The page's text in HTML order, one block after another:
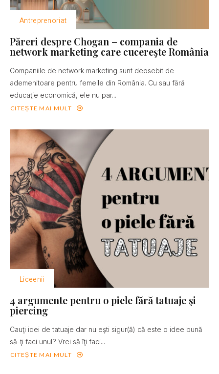
Antreprenoriat
Păreri despre Chogan – compania de
network marketing care cucereşte România
Companiile de network marketing sunt deosebit de
ademenitoare pentru femeile din România. Cu sau fără
educaţie economică, ele nu par...
CITEȘTE MAI MULT
Liceenii
4 argumente pentru o piele fără tatuaje şi
piercing
Cauţi idei de tatuaje dar nu eşti sigur(ă) că este o idee bună
să-ţi faci unul? Vrei să îţi faci...
CITEȘTE MAI MULT